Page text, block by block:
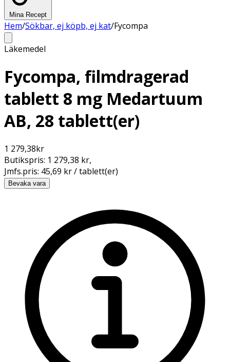
Mina Recept
Hem/Sökbar, ej köpb, ej kat/Fycompa
Läkemedel
Fycompa, filmdragerad
tablett 8 mg Medartuum
AB, 28 tablett(er)
1 279,38kr
Butikspris: 1 279,38 kr,
Jmfs.pris: 45,69 kr / tablett(er)
Bevaka vara